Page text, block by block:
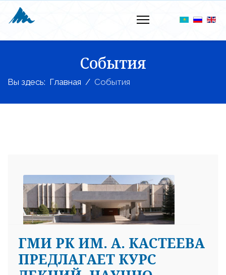
События
Вы здесь: Главная События
ГМИ РК ИМ. А. КАСТЕЕВА
ПРЕДЛАГАЕТ КУРС